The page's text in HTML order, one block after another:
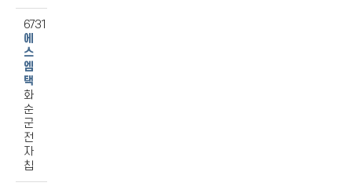
6731
에
스
엠
택
화
순
군
전
자
칩